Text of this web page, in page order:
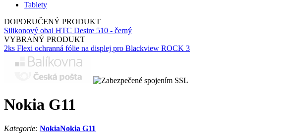
Tablety
DOPORUČENÝ PRODUKT
Silikonový obal HTC Desire 510 - černý
VYBRANÝ PRODUKT
2ks Flexi ochranná fólie na displej pro Blackview ROCK 3
Nokia G11
Kategorie: NokiaNokia G11